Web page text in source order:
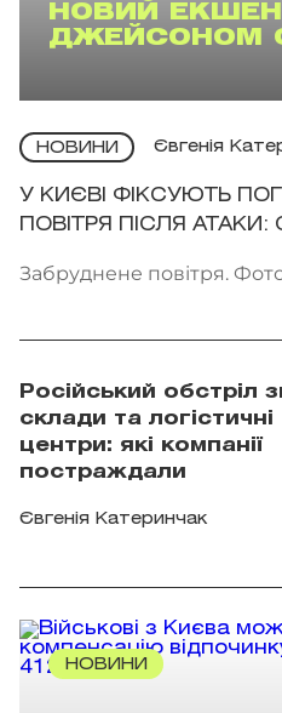
НОВИЙ ЕКШЕН
ДЖЕЙСОНОМ
НОВИНИ Євгенія
У КИЄВІ ФІКСУЮТЬ
ПОВІТРЯ ПІСЛЯ
Забруднене повітря.
Російський обстріл
склади та логістичні
центри: які компанії
постраждали
Євгенія Катеринчак
НОВИНИ